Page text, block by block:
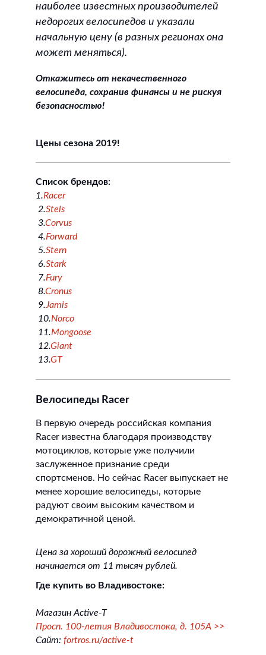
наиболее известных производителей
недорогих велосипедов и указали
начальную цену (в разных регионах она
может меняться).
Откажитесь от некачественного
велосипеда, сохранив финансы и не рискуя
безопасностью!
Цены сезона 2019!
Список брендов:
1.Racer
2.Stels
3.Corvus
4.Forward
5.Stern
6.Stark
7.Fury
8.Cronus
9.Jamis
10.Norco
11.Mongoose
12.Giant
13.GT
Велосипеды Racer
В первую очередь российская компания
Racer известна благодаря производству
мотоциклов, которые уже получили
заслуженное признание среди
спортсменов. Но сейчас Racer выпускает не
менее хорошие велосипеды, которые
радуют своим высоким качеством и
демократичной ценой.
Цена за хороший дорожный велосипед
начинается от 11 тысяч рублей.
Где купить во Владивостоке:
Магазин Active-T
Просп. 100-летия Владивостока, д. 105А >>
Сайт: fortros.ru/active-t